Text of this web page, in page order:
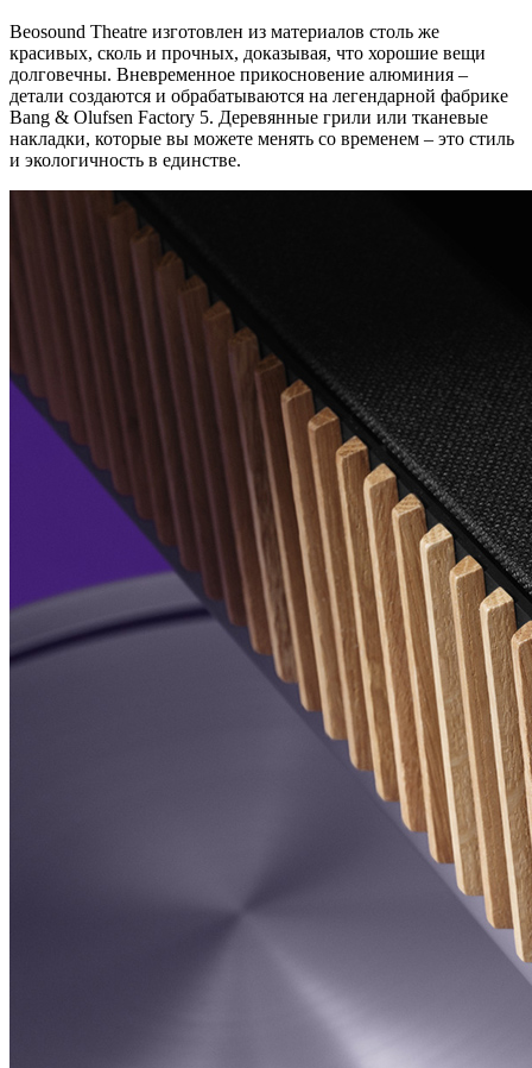
Beosound Theatre изготовлен из материалов столь же
красивых, сколь и прочных, доказывая, что хорошие вещи
долговечны. Вневременное прикосновение алюминия –
детали создаются и обрабатываются на легендарной фабрике
Bang & Olufsen Factory 5. Деревянные грили или тканевые
накладки, которые вы можете менять со временем – это стиль
и экологичность в единстве.